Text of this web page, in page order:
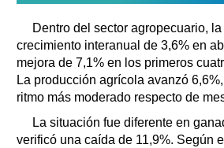
Dentro del sector agropecuario,
crecimiento interanual de 3,6% en
mejora de 7,1% en los primeros
La producción agrícola avanzó
ritmo más moderado respecto de
La situación fue diferente en
verificó una caída de 11,9%. Según